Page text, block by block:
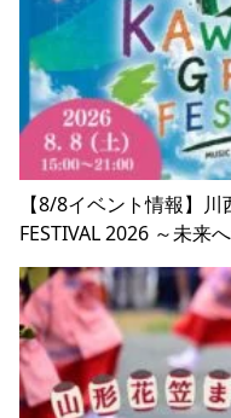
【8/8イベント情報】川
FESTIVAL 2026 ～未来